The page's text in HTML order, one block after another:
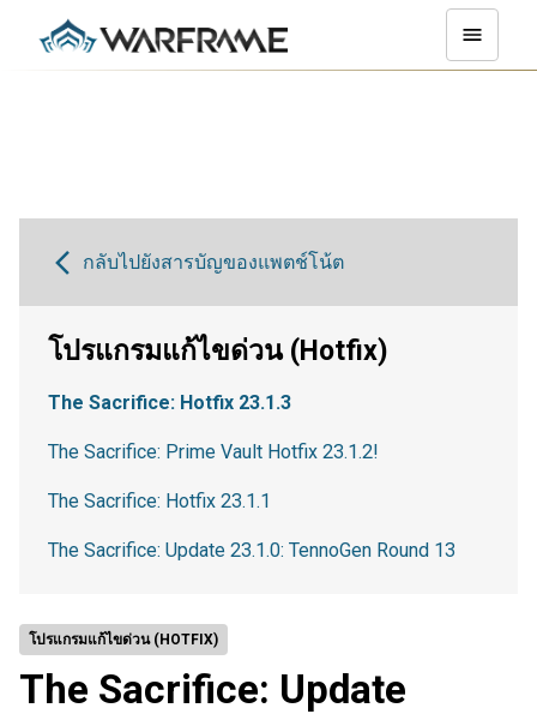
โปรแกรมแก้ไขด่วน (HOTFIX)
The Sacrifice: Update
กลับไปยังสารบัญของแพตช์โน้ต
โปรแกรมแก้ไขด่วน (Hotfix)
The Sacrifice: Hotfix 23.1.3
The Sacrifice: Prime Vault Hotfix 23.1.2!
The Sacrifice: Hotfix 23.1.1
The Sacrifice: Update 23.1.0: TennoGen Round 13